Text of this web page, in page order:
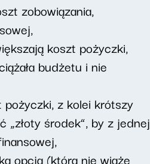
zobowiązania,
koszt pożyczki,
budżetu i nie
pożyczki, z kolei krótszy
środek”, by z jednej
opcją (która nie wiąże